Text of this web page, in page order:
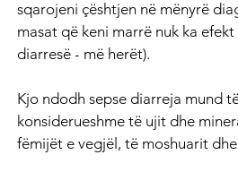
sqarojeni çështjen në mënyrë
masat që keni marrë nuk ka
diarresë - më herët).
Kjo ndodh sepse diarreja mund
konsiderueshme të ujit dhe
fëmijët e vegjël, të moshuarit